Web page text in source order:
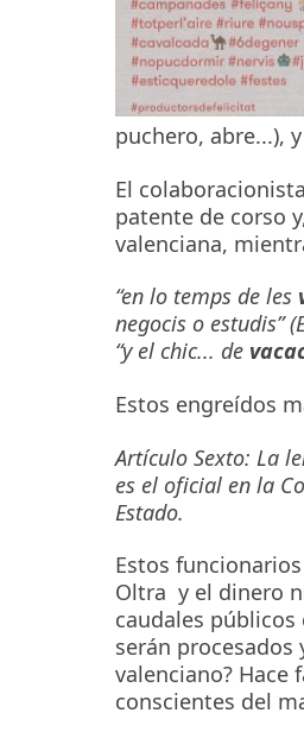
puchero, abre...),
El
patente de corso
valenciana,
“en lo temps de les
negocis o estudis”
“y el chic... de
Estos engreídos
Artículo Sexto: La
es el oficial en la
Estado.
Estos
Oltra y el dinero
caudales
serán
valenciano?
conscientes del